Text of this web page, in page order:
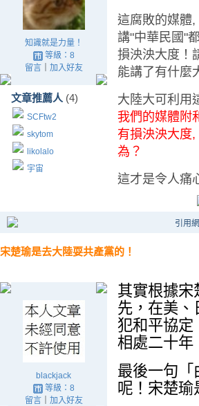
知識就是力量！
等級：8
留言｜ 加入好友
文章推薦人 (4)
SCFtw2
skytom
likolalo
宇宙
這腐敗的媒體
講"中華民國"
損泱泱大度！
能講了有什麼
大陸大可利用
我們的媒體附
有損泱泱大度
為？
這才是令人痛
引用
宋楚瑜是去大陸耍共產黨的！
blackjack
等級：8
留言｜ 加入好友
其實根據宋
先，在美、
犯和平協定
相處二十年
最後一句「
呢！宋楚瑜